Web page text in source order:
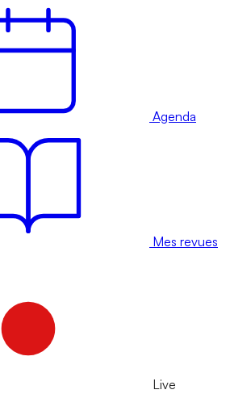
Agenda
Mes revues
Live